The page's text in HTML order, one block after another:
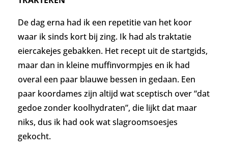
De dag erna had ik een repetitie van het koor
waar ik sinds kort bij zing. Ik had als traktatie
eiercakejes gebakken. Het recept uit de startgids,
maar dan in kleine muffinvormpjes en ik had
overal een paar blauwe bessen in gedaan. Een
paar koordames zijn altijd wat sceptisch over “dat
gedoe zonder koolhydraten”, die lijkt dat maar
niks, dus ik had ook wat slagroomsoesjes
gekocht.